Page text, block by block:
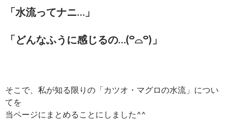
「水流ってナニ…」
「どんなふうに感じるの…(꒪⌓꒪)」
そこで、私が知る限りの「カツオ・マグロの水流」につい
てを
当ページにまとめることにしました^^